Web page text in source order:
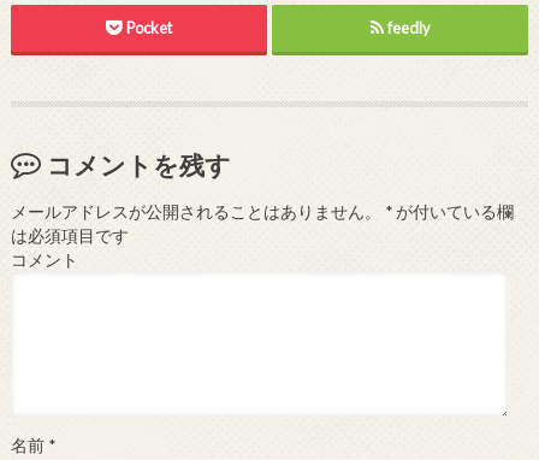
Pocket feedly
コメントを残す
メールアドレスが公開されることはありません。 *が付いている欄
は必須項目です
コメント
名前 *